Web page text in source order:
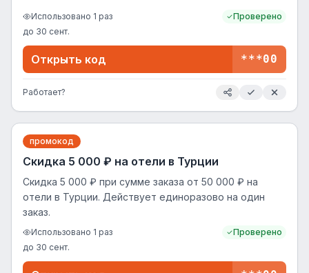
Использовано 1 раз
Проверено
до 30 сент.
Открыть код ***00
Работает?
промокод
Скидка 5 000 ₽ на отели в Турции
Скидка 5 000 ₽ при сумме заказа от 50 000 ₽ на
отели в Турции. Действует единоразово на один
заказ.
Использовано 1 раз
Проверено
до 30 сент.